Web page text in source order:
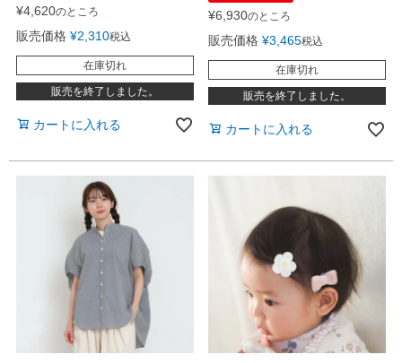
¥4,620のところ
販売価格 ¥2,310税込
在庫切れ
販売を終了しました。
カートに入れる
¥6,930のところ
販売価格 ¥3,465税込
在庫切れ
販売を終了しました。
カートに入れる